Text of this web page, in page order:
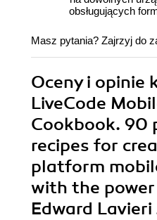
obsługujących
Masz pytania? Zajrzyj do
Oceny i opinie
LiveCode
Cookbook. 90
recipes for
platform
with the power
Edward Lavieri